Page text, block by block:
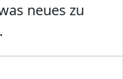
neues zu